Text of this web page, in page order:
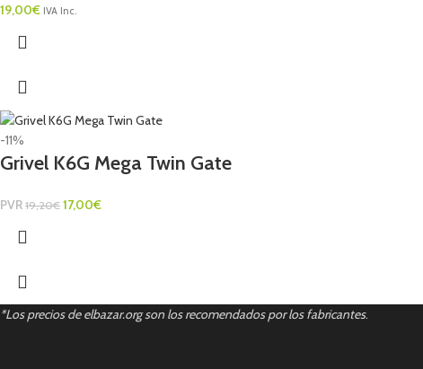
19,00€ IVA Inc.
-11%
Grivel K6G Mega Twin Gate
PVR 19,20€ 17,00€
*Los precios de elbazar.org son los recomendados por los fabricantes.